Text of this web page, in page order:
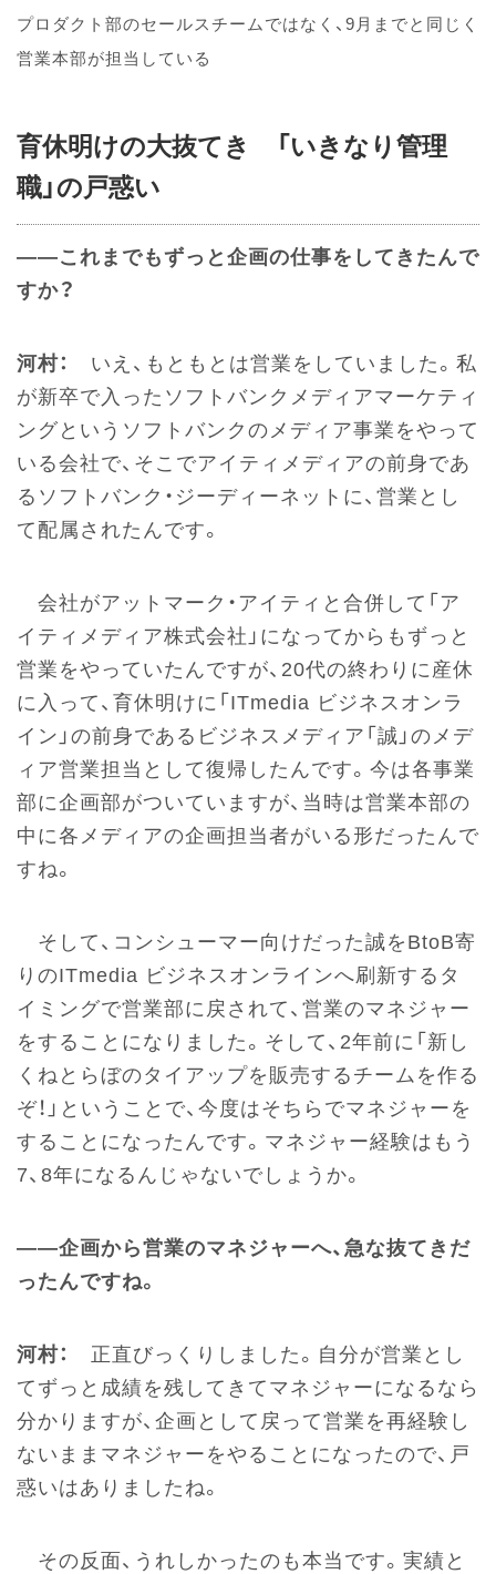
プロダクト部のセールスチームではなく、9月までと同じく
営業本部が担当している
育休明けの大抜てき 「いきなり管理
職」の戸惑い
――これまでもずっと企画の仕事をしてきたんで
すか？
河村：
いえ、もともとは営業をしていました。私
が新卒で入ったソフトバンクメディアマーケティ
ングというソフトバンクのメディア事業をやって
いる会社で、そこでアイティメディアの前身であ
るソフトバンク・ジーディーネットに、営業とし
て配属されたんです。
会社がアットマーク・アイティと合併して「ア
イティメディア株式会社」になってからもずっと
営業をやっていたんですが、20代の終わりに産休
に入って、育休明けに「ITmedia ビジネスオンラ
イン」の前身であるビジネスメディア「誠」のメデ
ィア営業担当として復帰したんです。今は各事業
部に企画部がついていますが、当時は営業本部の
中に各メディアの企画担当者がいる形だったんで
すね。
そして、コンシューマー向けだった誠をBtoB寄
りのITmedia ビジネスオンラインへ刷新するタ
イミングで営業部に戻されて、営業のマネジャー
をすることになりました。そして、2年前に「新し
くねとらぼのタイアップを販売するチームを作る
ぞ！」ということで、今度はそちらでマネジャーを
することになったんです。マネジャー経験はもう
7、8年になるんじゃないでしょうか。
――企画から営業のマネジャーへ、急な抜てきだ
ったんですね。
河村：
正直びっくりしました。自分が営業とし
てずっと成績を残してきてマネジャーになるなら
分かりますが、企画として戻って営業を再経験し
ないままマネジャーをやることになったので、戸
惑いはありましたね。
その反面、うれしかったのも本当です。実績と